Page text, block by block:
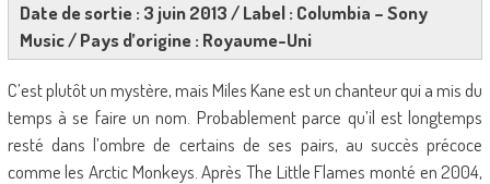
Date de sortie : 3 juin 2013 / Label : Columbia – Sony
Music / Pays d’origine : Royaume-Uni
C’est plutôt un mystère, mais Miles Kane est un chanteur qui a mis du
temps à se faire un nom. Probablement parce qu’il est longtemps
resté dans l’ombre de certains de ses pairs, au succès précoce
comme les Arctic Monkeys. Après The Little Flames monté en 2004,